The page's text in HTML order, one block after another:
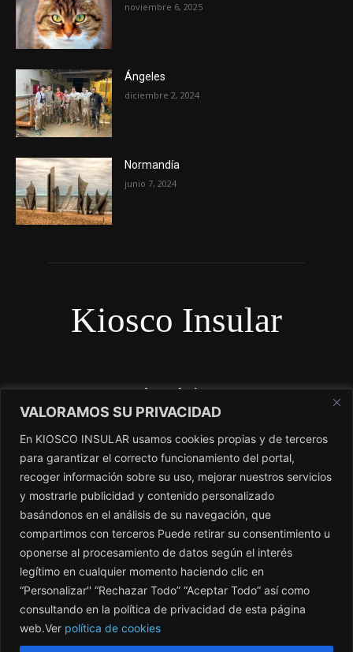
VALORAMOS SU PRIVACIDAD
En KIOSCO INSULAR usamos cookies propias y de terceros
para garantizar el correcto funcionamiento del portal,
recoger información sobre su uso, mejorar nuestros servicios
y mostrarle publicidad y contenido personalizado
basándonos en el análisis de su navegación, que
compartimos con terceros Puede retirar su consentimiento u
oponerse al procesamiento de datos según el interés
legítimo en cualquier momento haciendo clic en
“Personalizar'' “Rechazar Todo” “Aceptar Todo” así como
consultando en la política de privacidad de esta página
web.Ver política de cookies
noviembre 6, 2025
Ángeles
diciembre 2, 2024
Normandía
junio 7, 2024
Kiosco Insular
Qué es el Kiosco
dependemos de subvenciones y nosotros si contamos lo que
los periódicos no cuentan. El único periódico sin amo.
Contacto:redaccion@kioscoinsular.com
SÍGANOS